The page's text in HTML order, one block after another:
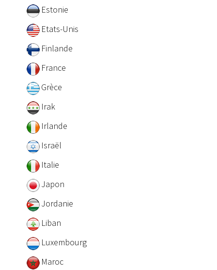
Estonie
Etats-Unis
Finlande
France
Grèce
Irak
Irlande
Israël
Italie
Japon
Jordanie
Liban
Luxembourg
Maroc